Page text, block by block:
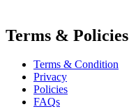
Terms & Policies
Terms & Condition
Privacy
Policies
FAQs